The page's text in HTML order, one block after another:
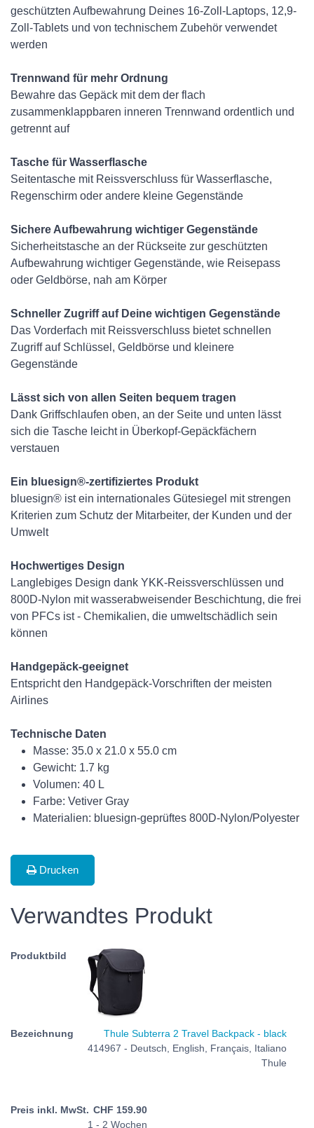
geschützten Aufbewahrung Deines 16-Zoll-Laptops, 12,9-
Zoll-Tablets und von technischem Zubehör verwendet
werden
Trennwand für mehr Ordnung
Bewahre das Gepäck mit dem der flach
zusammenklappbaren inneren Trennwand ordentlich und
getrennt auf
Tasche für Wasserflasche
Seitentasche mit Reissverschluss für Wasserflasche,
Regenschirm oder andere kleine Gegenstände
Sichere Aufbewahrung wichtiger Gegenstände
Sicherheitstasche an der Rückseite zur geschützten
Aufbewahrung wichtiger Gegenstände, wie Reisepass
oder Geldbörse, nah am Körper
Schneller Zugriff auf Deine wichtigen Gegenstände
Das Vorderfach mit Reissverschluss bietet schnellen
Zugriff auf Schlüssel, Geldbörse und kleinere
Gegenstände
Lässt sich von allen Seiten bequem tragen
Dank Griffschlaufen oben, an der Seite und unten lässt
sich die Tasche leicht in Überkopf-Gepäckfächern
verstauen
Ein bluesign®-zertifiziertes Produkt
bluesign® ist ein internationales Gütesiegel mit strengen
Kriterien zum Schutz der Mitarbeiter, der Kunden und der
Umwelt
Hochwertiges Design
Langlebiges Design dank YKK-Reissverschlüssen und
800D-Nylon mit wasserabweisender Beschichtung, die frei
von PFCs ist - Chemikalien, die umweltschädlich sein
können
Handgepäck-geeignet
Entspricht den Handgepäck-Vorschriften der meisten
Airlines
Technische Daten
Masse: 35.0 x 21.0 x 55.0 cm
Gewicht: 1.7 kg
Volumen: 40 L
Farbe: Vetiver Gray
Materialien: bluesign-geprüftes 800D-Nylon/Polyester
Drucken
Verwandtes Produkt
Thule Subterra 2 Travel Backpack - black
414967 - Deutsch, English, Français, Italiano
Thule
CHF 159.90
1 - 2 Wochen